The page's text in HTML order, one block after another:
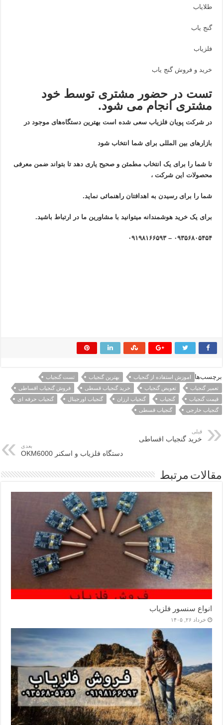
طلایاب
گنج یاب
فلزیاب
خرید و فروش گنج یاب
تست در حضور مشتری توسط خود
مشتری انجام می شود.
در شرکت پویان فلزیاب سعی شده است بهترین دستگاه‌های موجود در
بازار‌های بین المللی برای شما انتخاب شود
تا شما را برای یک انتخاب مطمئن و صحیح یاری دهد تا بتواند ضمن معرفی
محصولات این شرکت ،
شما را برای رسیدن به اهدافتان راهنمائی نماید.
برای یک خرید هوشمندانه میتوانید با مشاورین ما در ارتباط باشید.
۰۹۳۵۶۸۰۵۴۵۴ – ۰۹۱۹۸۱۶۶۵۹۳
برچسب‌ها اموزش استفاده از گنجیاب بهترین گنجیاب
تست گنجیاب
تعمیر گنجیاب
تعویض گنجیاب خرید گنجیاب قسطی
فروش گنجیاب اقساطی
قیمت گنجیاب
گنجیاب گنجیاب ارزان گنجیاب اورجینال
گنجیاب حرفه ای
گنجیاب خارجی
گنجیاب قسطی
قبلی
خرید گنجیاب اقساطی
بعدی
دستگاه فلزیاب و اسکنر OKM6000
مقالات مرتبط
انواع سنسور فلزیاب
خرداد ۲۶, ۱۴۰۵